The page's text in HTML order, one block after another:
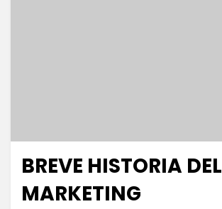
Publicada
el
febrero 22, 2020
Escuela de Marketing
BREVE HISTORIA DEL
MARKETING